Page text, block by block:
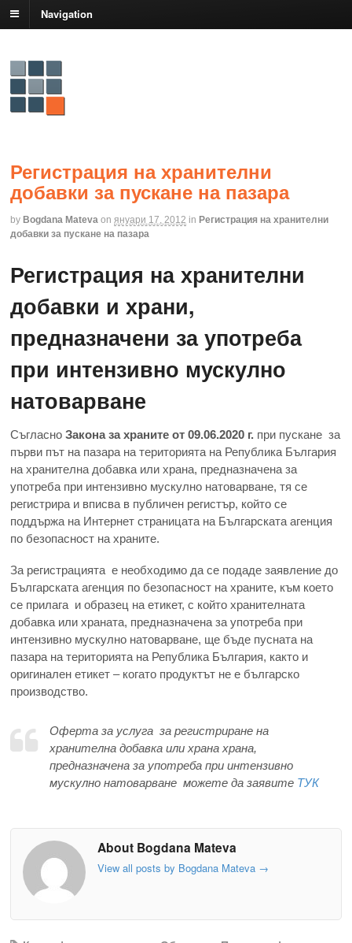
Navigation
Регистрация на хранителни
добавки за пускане на пазара
by Bogdana Mateva on януари 17, 2012 in Регистрaция на хранителни
добавки за пускане на пазара
Регистрация на хранителни
добавки и храни,
предназначени за употреба
при интензивно мускулно
натоварване
Съгласно Закона за храните от 09.06.2020 г. при пускане за
първи път на пазара на територията на Република България
на хранителна добавка или храна, предназначена за
употреба при интензивно мускулно натоварване, тя се
регистрира и вписва в публичен регистър, който се
поддържа на Интернет страницата на Българската агенция
по безопасност на храните.
За регистрацията е необходимо да се подаде заявление до
Българската агенция по безопасност на храните, към което
се прилага и образец на етикет, с който хранителната
добавка или храната, предназначена за употреба при
интензивно мускулно натоварване, ще бъде пусната на
пазара на територията на Република България, както и
оригинален етикет – когато продуктът не е българско
производство.
Оферта за услуга за регистриране на
хранителна добавка или храна храна,
предназначена за употреба при интензивно
мускулно натоварване можете да заявите ТУК
About Bogdana Mateva
View all posts by Bogdana Mateva →